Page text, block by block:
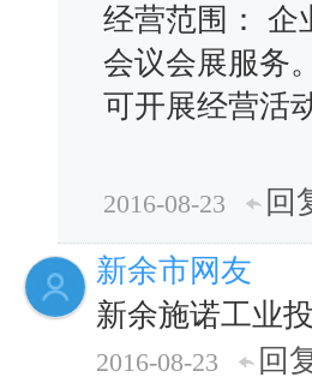
经营范围： 企
会议会展服务
可开展经营活
2016-08-23
回
新余市网友
新余施诺工业
2016-08-23
回